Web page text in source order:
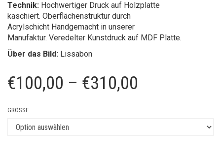
Technik: Hochwertiger Druck auf Holzplatte
kaschiert. Oberflächenstruktur durch
Acrylschicht Handgemacht in unserer
Manufaktur. Veredelter Kunstdruck auf MDF Platte.
Über das Bild: Lissabon
€100,00 – €310,00
GRÖSSE